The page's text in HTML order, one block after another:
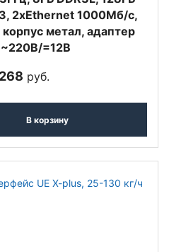
2xEthernet 1000Мб/с,
метал, адаптер
~220В/=12В
руб.
В корзину